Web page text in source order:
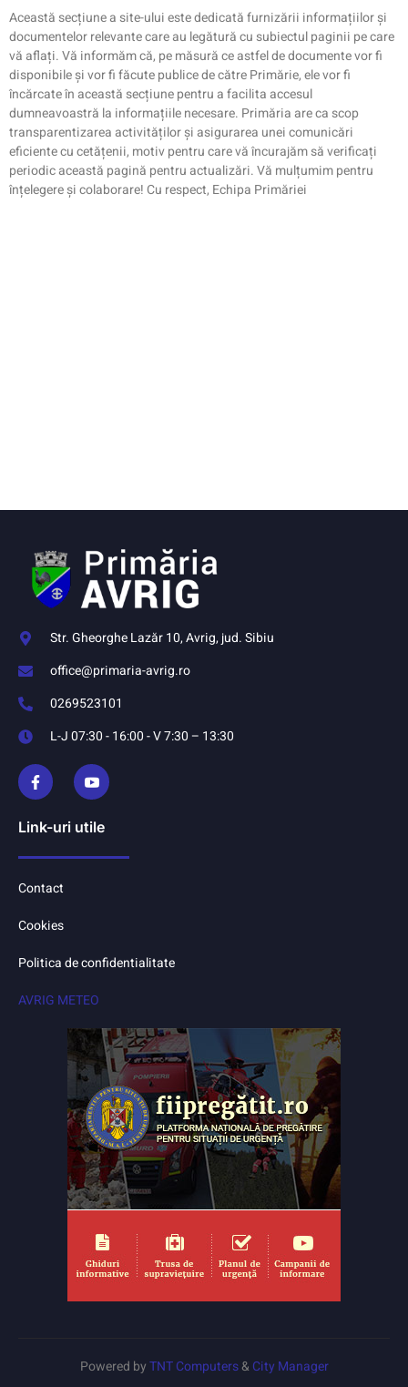
Această secțiune a site-ului este dedicată furnizării informațiilor și
documentelor relevante care au legătură cu subiectul paginii pe care
vă aflați. Vă informăm că, pe măsură ce astfel de documente vor fi
disponibile și vor fi făcute publice de către Primărie, ele vor fi
încărcate în această secțiune pentru a facilita accesul
dumneavoastră la informațiile necesare. Primăria are ca scop
transparentizarea activităților și asigurarea unei comunicări
eficiente cu cetățenii, motiv pentru care vă încurajăm să verificați
periodic această pagină pentru actualizări. Vă mulțumim pentru
înțelegere și colaborare! Cu respect, Echipa Primăriei
Str. Gheorghe Lazăr 10, Avrig, jud. Sibiu
office@primaria-avrig.ro
0269523101
L-J 07:30 - 16:00 - V 7:30 – 13:30
Link-uri utile
Contact
Cookies
Politica de confidentialitate
AVRIG METEO
Powered byTNT Computers&City Manager